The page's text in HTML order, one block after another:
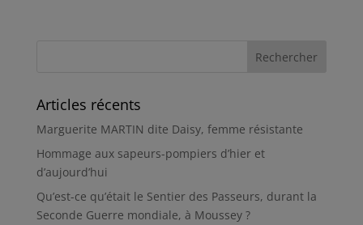
Articles récents
Marguerite MARTIN dite Daisy, femme résistante
Hommage aux sapeurs-pompiers d’hier et
d’aujourd’hui
Qu’est-ce qu’était le Sentier des Passeurs, durant la
Seconde Guerre mondiale, à Moussey ?